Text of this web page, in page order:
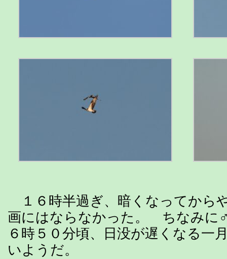
１６時半過ぎ、暗くなってから
画にはならなかった。 ちなみに
６時５０分頃、日没が遅くなる一
いようだ。